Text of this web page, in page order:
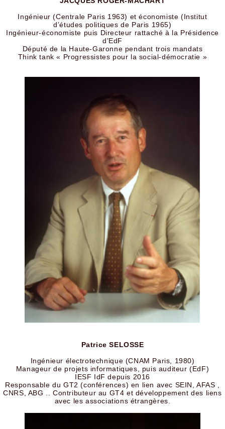
Ingénieur (Centrale Paris 1963) et économiste (Institut
d’études politiques de Paris 1965)
Ingénieur-économiste puis Directeur rattaché à la Présidence
d’EdF
Député de la Haute-Garonne pendant trois mandats
Think tank « Progressistes pour la social-démocratie »
Patrice SELOSSE
Ingénieur électrotechnique (CNAM Paris, 1980)
Manageur de projets informatiques, puis auditeur (EdF)
IESF IdF depuis 2016
Responsable du GT2 (conférences) en lien avec SEIN, AFAS ,
CNRS, ABG .. Contributeur au GT4 et développement des liens
avec les associations étrangères.